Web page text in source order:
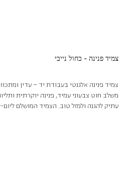
צמיד פנינה - כחול נייבי
צמיד פנינה אלגנטי בעבודת יד – עדין
משלב חוט צבעוני עמיד, פנינה יוקרתית
עתיק להגנה ולמזל טוב. הצמיד המושלם